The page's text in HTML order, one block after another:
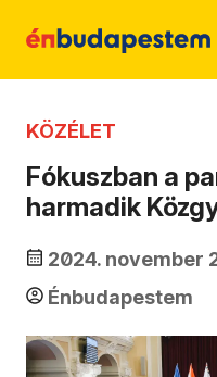
KÖZÉLET
Fókuszban a
harmadik
2024. november
Énbudapestem